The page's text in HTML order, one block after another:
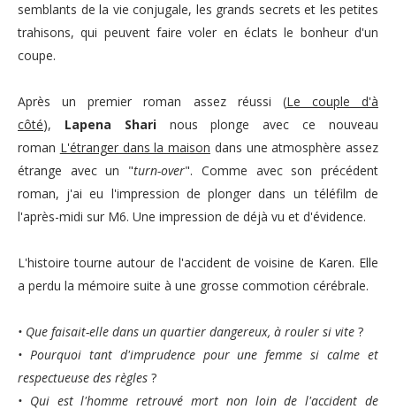
semblants de la vie conjugale, les grands secrets et les petites
trahisons, qui peuvent faire voler en éclats le bonheur d'un
coupe.
Après un premier roman assez réussi (Le couple d'à
côté), Lapena Sharinous plonge avec ce nouveau
roman L'étranger dans la maison dans une atmosphère assez
étrange avec un "turn-over". Comme avec son précédent
roman, j'ai eu l'impression de plonger dans un téléfilm de
l'après-midi sur M6. Une impression de déjà vu et d'évidence.
L'histoire tourne autour de l'accident de voisine de Karen. Elle
a perdu la mémoire suite à une grosse commotion cérébrale.
• Que faisait-elle dans un quartier dangereux, à rouler si vite ?
• Pourquoi tant d'imprudence pour une femme si calme et
respectueuse des règles ?
• Qui est l'homme retrouvé mort non loin de l'accident de